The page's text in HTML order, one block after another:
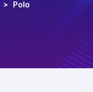
> Polo